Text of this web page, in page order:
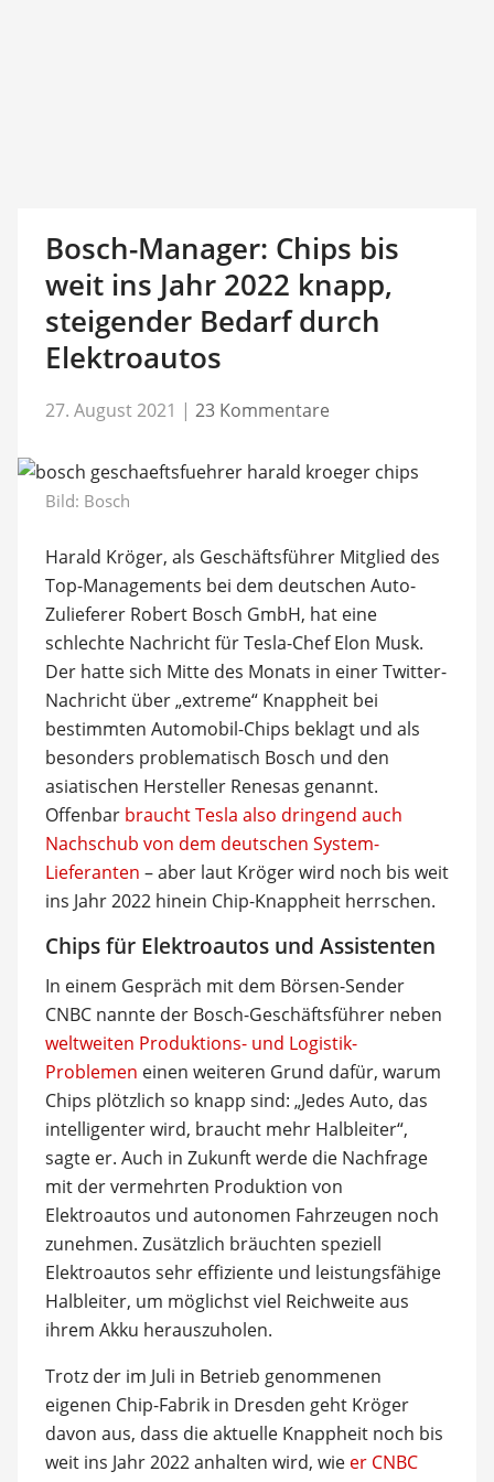
Bosch-Manager: Chips bis
weit ins Jahr 2022 knapp,
steigender Bedarf durch
Elektroautos
27. August 2021 | 23 Kommentare
Bild: Bosch
Harald Kröger, als Geschäftsführer Mitglied des
Top-Managements bei dem deutschen Auto-
Zulieferer Robert Bosch GmbH, hat eine
schlechte Nachricht für Tesla-Chef Elon Musk.
Der hatte sich Mitte des Monats in einer Twitter-
Nachricht über „extreme“ Knappheit bei
bestimmten Automobil-Chips beklagt und als
besonders problematisch Bosch und den
asiatischen Hersteller Renesas genannt.
Offenbar braucht Tesla also dringend auch
Nachschub von dem deutschen System-
Lieferanten – aber laut Kröger wird noch bis weit
ins Jahr 2022 hinein Chip-Knappheit herrschen.
Chips für Elektroautos und Assistenten
In einem Gespräch mit dem Börsen-Sender
CNBC nannte der Bosch-Geschäftsführer neben
weltweiten Produktions- und Logistik-
Problemen einen weiteren Grund dafür, warum
Chips plötzlich so knapp sind: „Jedes Auto, das
intelligenter wird, braucht mehr Halbleiter“,
sagte er. Auch in Zukunft werde die Nachfrage
mit der vermehrten Produktion von
Elektroautos und autonomen Fahrzeugen noch
zunehmen. Zusätzlich bräuchten speziell
Elektroautos sehr effiziente und leistungsfähige
Halbleiter, um möglichst viel Reichweite aus
ihrem Akku herauszuholen.
Trotz der im Juli in Betrieb genommenen
eigenen Chip-Fabrik in Dresden geht Kröger
davon aus, dass die aktuelle Knappheit noch bis
weit ins Jahr 2022 anhalten wird, wie er CNBC